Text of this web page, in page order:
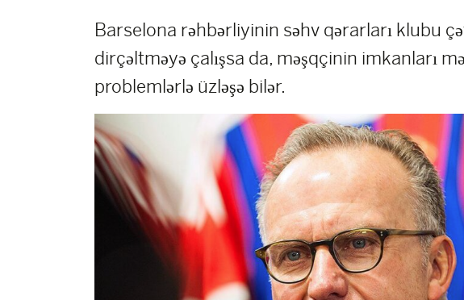
Barselona rəhbərliyinin səhv qərarları klubu
dirçəltməyə çalışsa da, məşqçinin imkanları
problemlərlə üzləşə bilər.